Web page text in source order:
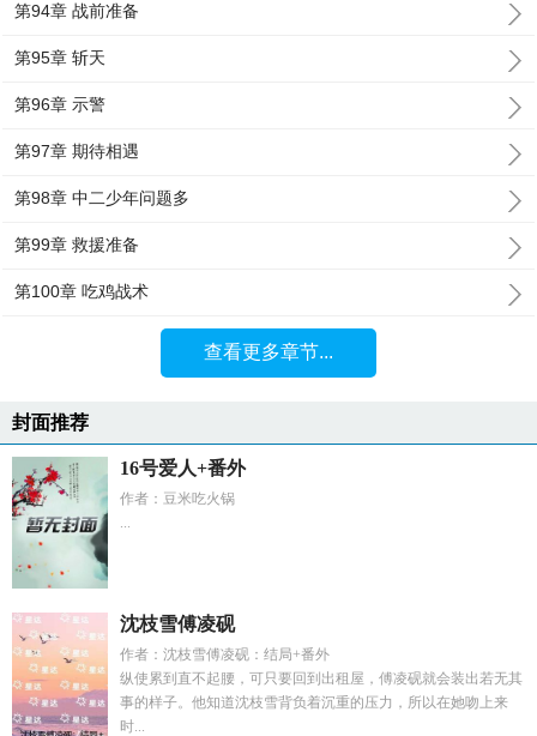
第94章 战前准备
第95章 斩天
第96章 示警
第97章 期待相遇
第98章 中二少年问题多
第99章 救援准备
第100章 吃鸡战术
查看更多章节...
封面推荐
16号爱人+番外
作者：豆米吃火锅
...
沈枝雪傅凌砚
作者：沈枝雪傅凌砚：结局+番外
纵使累到直不起腰，可只要回到出租屋，傅凌砚就会装出若无其
事的样子。他知道沈枝雪背负着沉重的压力，所以在她吻上来
时...